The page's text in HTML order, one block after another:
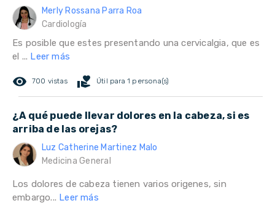
Merly Rossana Parra Roa
Cardiología
Es posible que estes presentando una cervicalgia, que es
el ... Leer más
remove_red_eye 700 vistas volunteer_activism Útil para 1 persona(s)
¿A qué puede llevar dolores en la cabeza, si es
arriba de las orejas?
Luz Catherine Martinez Malo
Medicina General
Los dolores de cabeza tienen varios origenes, sin
embargo... Leer más